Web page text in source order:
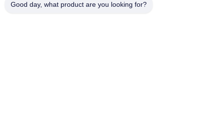
SBR Neoprenstoff
Good day, what product are you looking for?